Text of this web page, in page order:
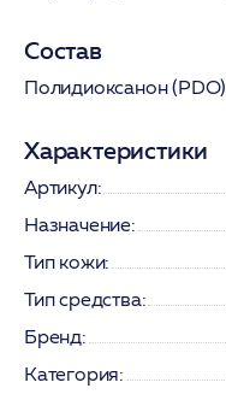
Состав
Полидиоксанон (PDO)
Характеристики
Артикул:
Назначение:
Тип кожи:
Тип средства:
Бренд:
Категория: